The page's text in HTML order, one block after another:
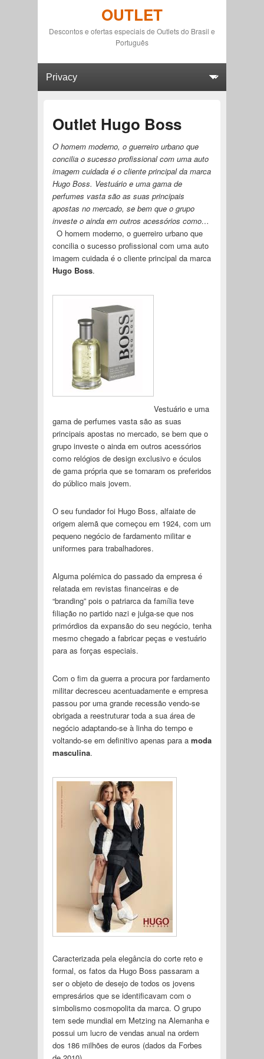
OUTLET
Descontos e ofertas especiais de Outlets do Brasil e
Português
Outlet Hugo Boss
O homem moderno, o guerreiro urbano que
concilia o sucesso profissional com uma auto
imagem cuidada é o cliente principal da marca
Hugo Boss. Vestuário e uma gama de
perfumes vasta são as suas principais
apostas no mercado, se bem que o grupo
investe o ainda em outros acessórios como…
O homem moderno, o guerreiro urbano que
concilia o sucesso profissional com uma auto
imagem cuidada é o cliente principal da marca
Hugo Boss.
Vestuário e uma
gama de perfumes vasta são as suas
principais apostas no mercado, se bem que o
grupo investe o ainda em outros acessórios
como relógios de design exclusivo e óculos
de gama própria que se tornaram os preferidos
do público mais jovem.
O seu fundador foi Hugo Boss, alfaiate de
origem alemã que começou em 1924, com um
pequeno negócio de fardamento militar e
uniformes para trabalhadores.
Alguma polémica do passado da empresa é
relatada em revistas financeiras e de
“branding” pois o patriarca da família teve
filiação no partido nazi e julga-se que nos
primórdios da expansão do seu negócio, tenha
mesmo chegado a fabricar peças e vestuário
para as forças especiais.
Com o fim da guerra a procura por fardamento
militar decresceu acentuadamente e empresa
passou por uma grande recessão vendo-se
obrigada a reestruturar toda a sua área de
negócio adaptando-se à linha do tempo e
voltando-se em definitivo apenas para a moda
masculina.
Caracterizada pela elegância do corte reto e
formal, os fatos da Hugo Boss passaram a
ser o objeto de desejo de todos os jovens
empresários que se identificavam com o
simbolismo cosmopolita da marca. O grupo
tem sede mundial em Metzing na Alemanha e
possui um lucro de vendas anual na ordem
dos 186 milhões de euros (dados da Forbes